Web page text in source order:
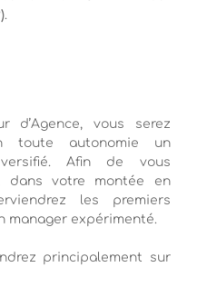
.
d’Agence, vous serez
toute autonomie un
Afin de vous
dans votre montée en
les premiers
manager expérimenté.
principalement sur